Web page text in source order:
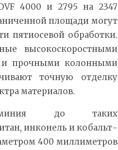
4000 и 2795 на 2347
площади могут
пятиосевой обработки.
высокоскоростными
прочными колонными
точную отделку
материалов.
до таких
инконель и кобальт-
400 миллиметров